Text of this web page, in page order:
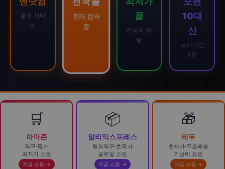
콜밴 서비
스
현재 접속
중
콜
가성비 여
행
10대
산
프리미엄
VIP
🛒
아마존
직구·특가
최저가 쇼핑
지금 쇼핑 →
📦
알리익스프레스
해외직구·초특가
글로벌 쇼핑
지금 쇼핑 →
🎁
테무
초저가·무료배송
가성비 쇼핑
지금 쇼핑 →